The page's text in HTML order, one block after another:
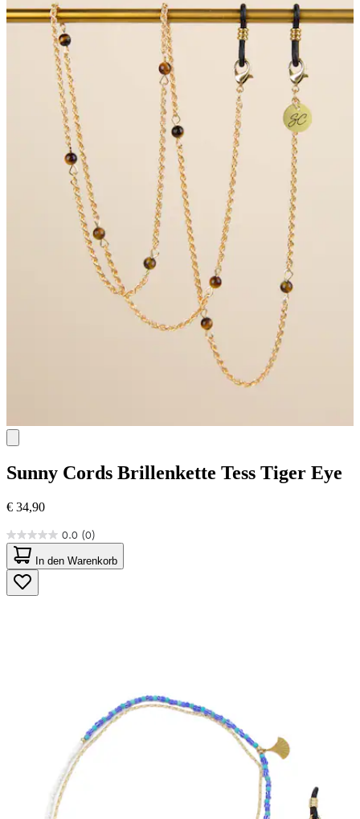
Sunny Cords Brillenkette Tess Tiger Eye
€ 34,90
0.0 (0)
0.0
von
5
Sternen.
In den Warenkorb